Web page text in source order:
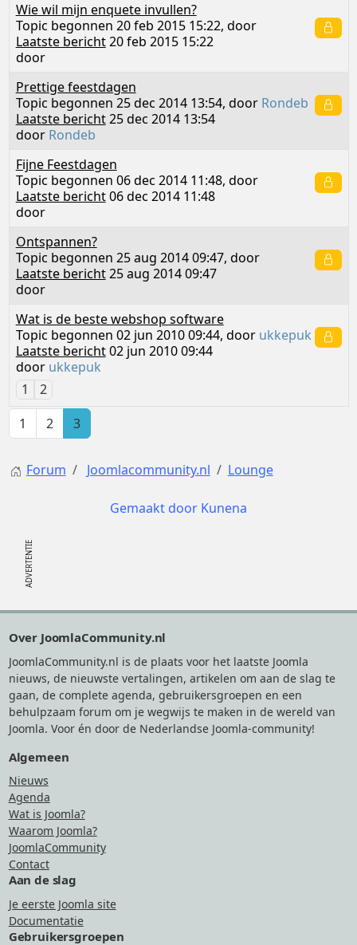
Wie wil mijn enquete invullen?
Topic begonnen 20 feb 2015 15:22, door
Laatste bericht20 feb 2015 15:22
door
Prettige feestdagen
Topic begonnen 25 dec 2014 13:54, door Rondeb
Laatste bericht25 dec 2014 13:54
door Rondeb
Fijne Feestdagen
Topic begonnen 06 dec 2014 11:48, door
Laatste bericht06 dec 2014 11:48
door
Ontspannen?
Topic begonnen 25 aug 2014 09:47, door
Laatste bericht25 aug 2014 09:47
door
Wat is de beste webshop software
Topic begonnen 02 jun 2010 09:44, door ukkepuk
Laatste bericht02 jun 2010 09:44
door ukkepuk
1
2
1
2 3
Forum Joomlacommunity.nl Lounge
Gemaakt door Kunena
Over JoomlaCommunity.nl
JoomlaCommunity.nl is de plaats voor het laatste Joomla
nieuws, de nieuwste vertalingen, artikelen om aan de slag te
gaan, de complete agenda, gebruikersgroepen en een
behulpzaam forum om je wegwijs te maken in de wereld van
Joomla. Voor én door de Nederlandse Joomla-community!
Algemeen
Nieuws
Agenda
Wat is Joomla?
Waarom Joomla?
JoomlaCommunity
Contact
Aan de slag
Je eerste Joomla site
Documentatie
Gebruikersgroepen